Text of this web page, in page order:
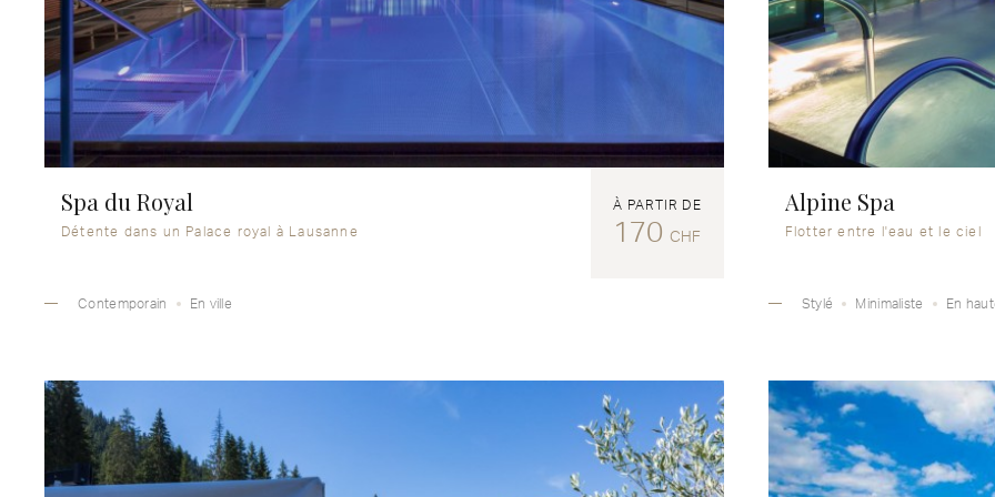
Spa du Royal
Détente dans un Palace royal à Lausanne
À PARTIR DE
170 CHF
Contemporain En ville
Alpine Spa
Flotter entre l'eau et le ciel
Stylé Minimaliste En